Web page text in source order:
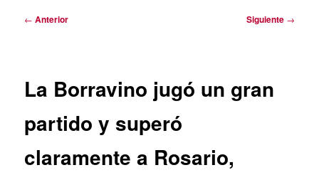
Navegación
← Anterior Siguiente →
La Borravino jugó un gran
partido y superó
claramente a Rosario,